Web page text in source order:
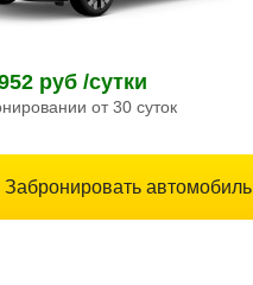
руб /сутки
от 30 суток
Забронировать автомобиль